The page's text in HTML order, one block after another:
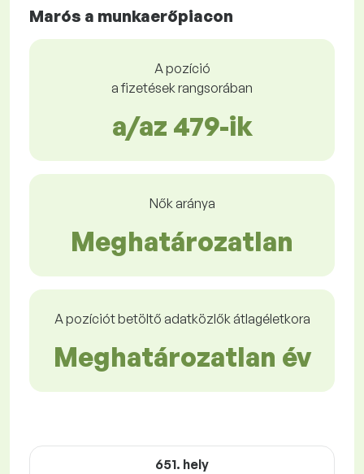
Marós a munkaerőpiacon
A pozíció
a fizetések rangsorában
a/az 479-ik
Nők aránya
Meghatározatlan
A pozíciót betöltő adatközlők átlagéletkora
Meghatározatlan év
651. hely